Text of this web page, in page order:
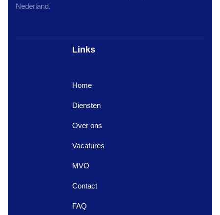
Nederland.
Links
Home
Diensten
Over ons
Vacatures
MVO
Contact
FAQ